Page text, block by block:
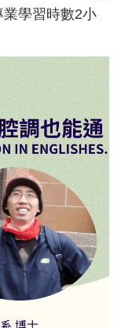
學習時數2小